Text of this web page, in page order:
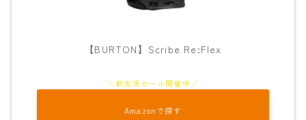
【BURTON】Scribe Re:Flex
Amazonで探す